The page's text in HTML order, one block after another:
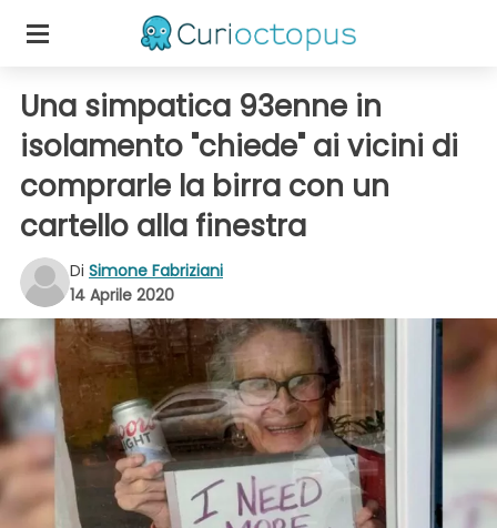
Una simpatica 93enne in
isolamento "chiede" ai vicini di
comprarle la birra con un
cartello alla finestra
Di Simone Fabriziani
14 Aprile 2020